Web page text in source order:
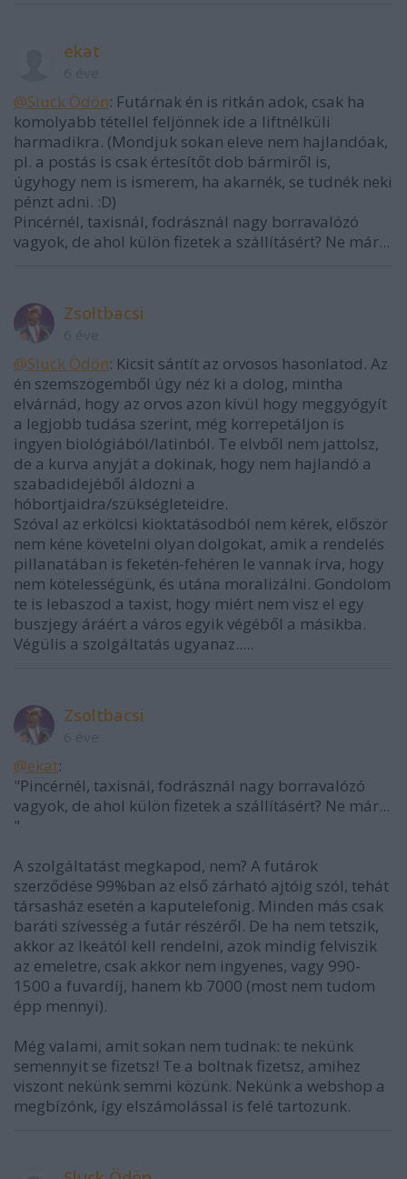
ekat
@Sluck Ödön: Futárnak én is ritkán adok, csak ha
komolyabb tétellel feljönnek ide a liftnélküli
harmadikra. (Mondjuk sokan eleve nem hajlandóak,
pl. a postás is csak értesítőt dob bármiről is,
úgyhogy nem is ismerem, ha akarnék, se tudnék neki
pénzt adni. :D)
Pincérnél, taxisnál, fodrásznál nagy borravalózó
vagyok, de ahol külön fizetek a szállításért? Ne már...
Zsoltbacsi
@Sluck Ödön: Kicsit sántít az orvosos hasonlatod. Az
én szemszögemből úgy néz ki a dolog, mintha
elvárnád, hogy az orvos azon kívül hogy meggyógyít
a legjobb tudása szerint, még korrepetáljon is
ingyen biológiából/latinból. Te elvből nem jattolsz,
de a kurva anyját a dokinak, hogy nem hajlandó a
szabadidejéből áldozni a
hóbortjaidra/szükségleteidre.
Szóval az erkölcsi kioktatásodból nem kérek, először
nem kéne követelni olyan dolgokat, amik a rendelés
pillanatában is feketén-fehéren le vannak írva, hogy
nem kötelességünk, és utána moralizálni. Gondolom
te is lebaszod a taxist, hogy miért nem visz el egy
buszjegy áráért a város egyik végéből a másikba.
Végülis a szolgáltatás ugyanaz.....
Zsoltbacsi
@ekat:
"Pincérnél, taxisnál, fodrásznál nagy borravalózó
vagyok, de ahol külön fizetek a szállításért? Ne már...
"
A szolgáltatást megkapod, nem? A futárok
szerződése 99%ban az első zárható ajtóig szól, tehát
társasház esetén a kaputelefonig. Minden más csak
baráti szívesség a futár részéről. De ha nem tetszik,
akkor az Ikeától kell rendelni, azok mindig felviszik
az emeletre, csak akkor nem ingyenes, vagy 990-
1500 a fuvardíj, hanem kb 7000 (most nem tudom
épp mennyi).
Még valami, amit sokan nem tudnak: te nekünk
semennyit se fizetsz! Te a boltnak fizetsz, amihez
viszont nekünk semmi közünk. Nekünk a webshop a
megbízónk, így elszámolással is felé tartozunk.